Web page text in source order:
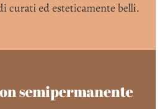
semipermanente
curati ed esteticamente belli.